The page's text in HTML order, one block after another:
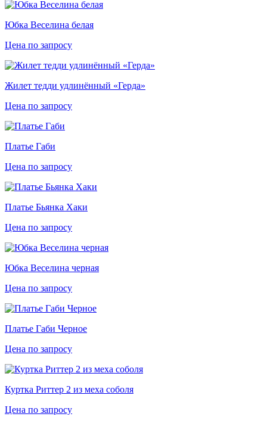
Юбка Веселина белая
Цена по запросу
Жилет тедди удлинённый «Герда»
Цена по запросу
Платье Габи
Цена по запросу
Платье Бьянка Хаки
Цена по запросу
Юбка Веселина черная
Цена по запросу
Платье Габи Черное
Цена по запросу
Куртка Риттер 2 из меха соболя
Цена по запросу